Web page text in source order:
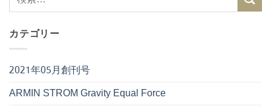
カテゴリー
2021年05月創刊号
ARMIN STROM Gravity Equal Force